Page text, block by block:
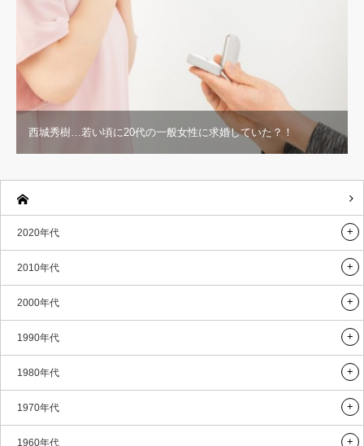
西城秀樹…若い頃に20代の一般女性に求婚していた？！
2020年代
2010年代
2000年代
1990年代
1980年代
1970年代
1960年代